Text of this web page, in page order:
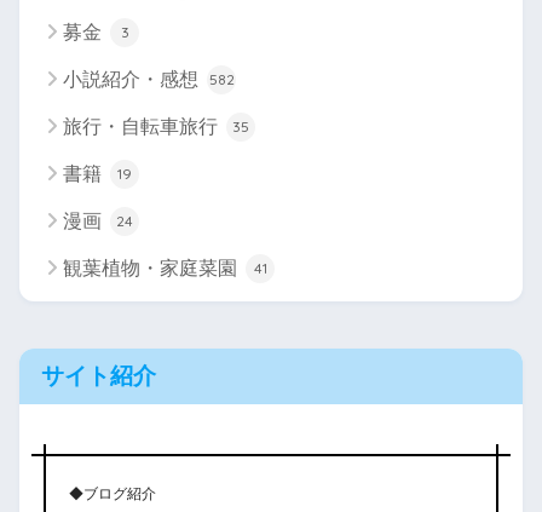
募金 3
小説紹介・感想 582
旅行・自転車旅行 35
書籍 19
漫画 24
観葉植物・家庭菜園 41
サイト紹介
◆ブログ紹介